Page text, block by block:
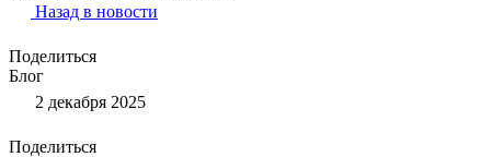
Назад в новости
Поделиться
Блог
2 декабря 2025
Поделиться